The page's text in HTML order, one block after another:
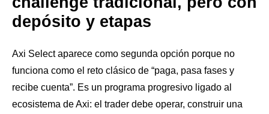
depósito y etapas
Axi Select aparece como segunda opción porque no
funciona como el reto clásico de “paga, pasa fases y
recibe cuenta”. Es un programa progresivo ligado al
ecosistema de Axi: el trader debe operar, construir una